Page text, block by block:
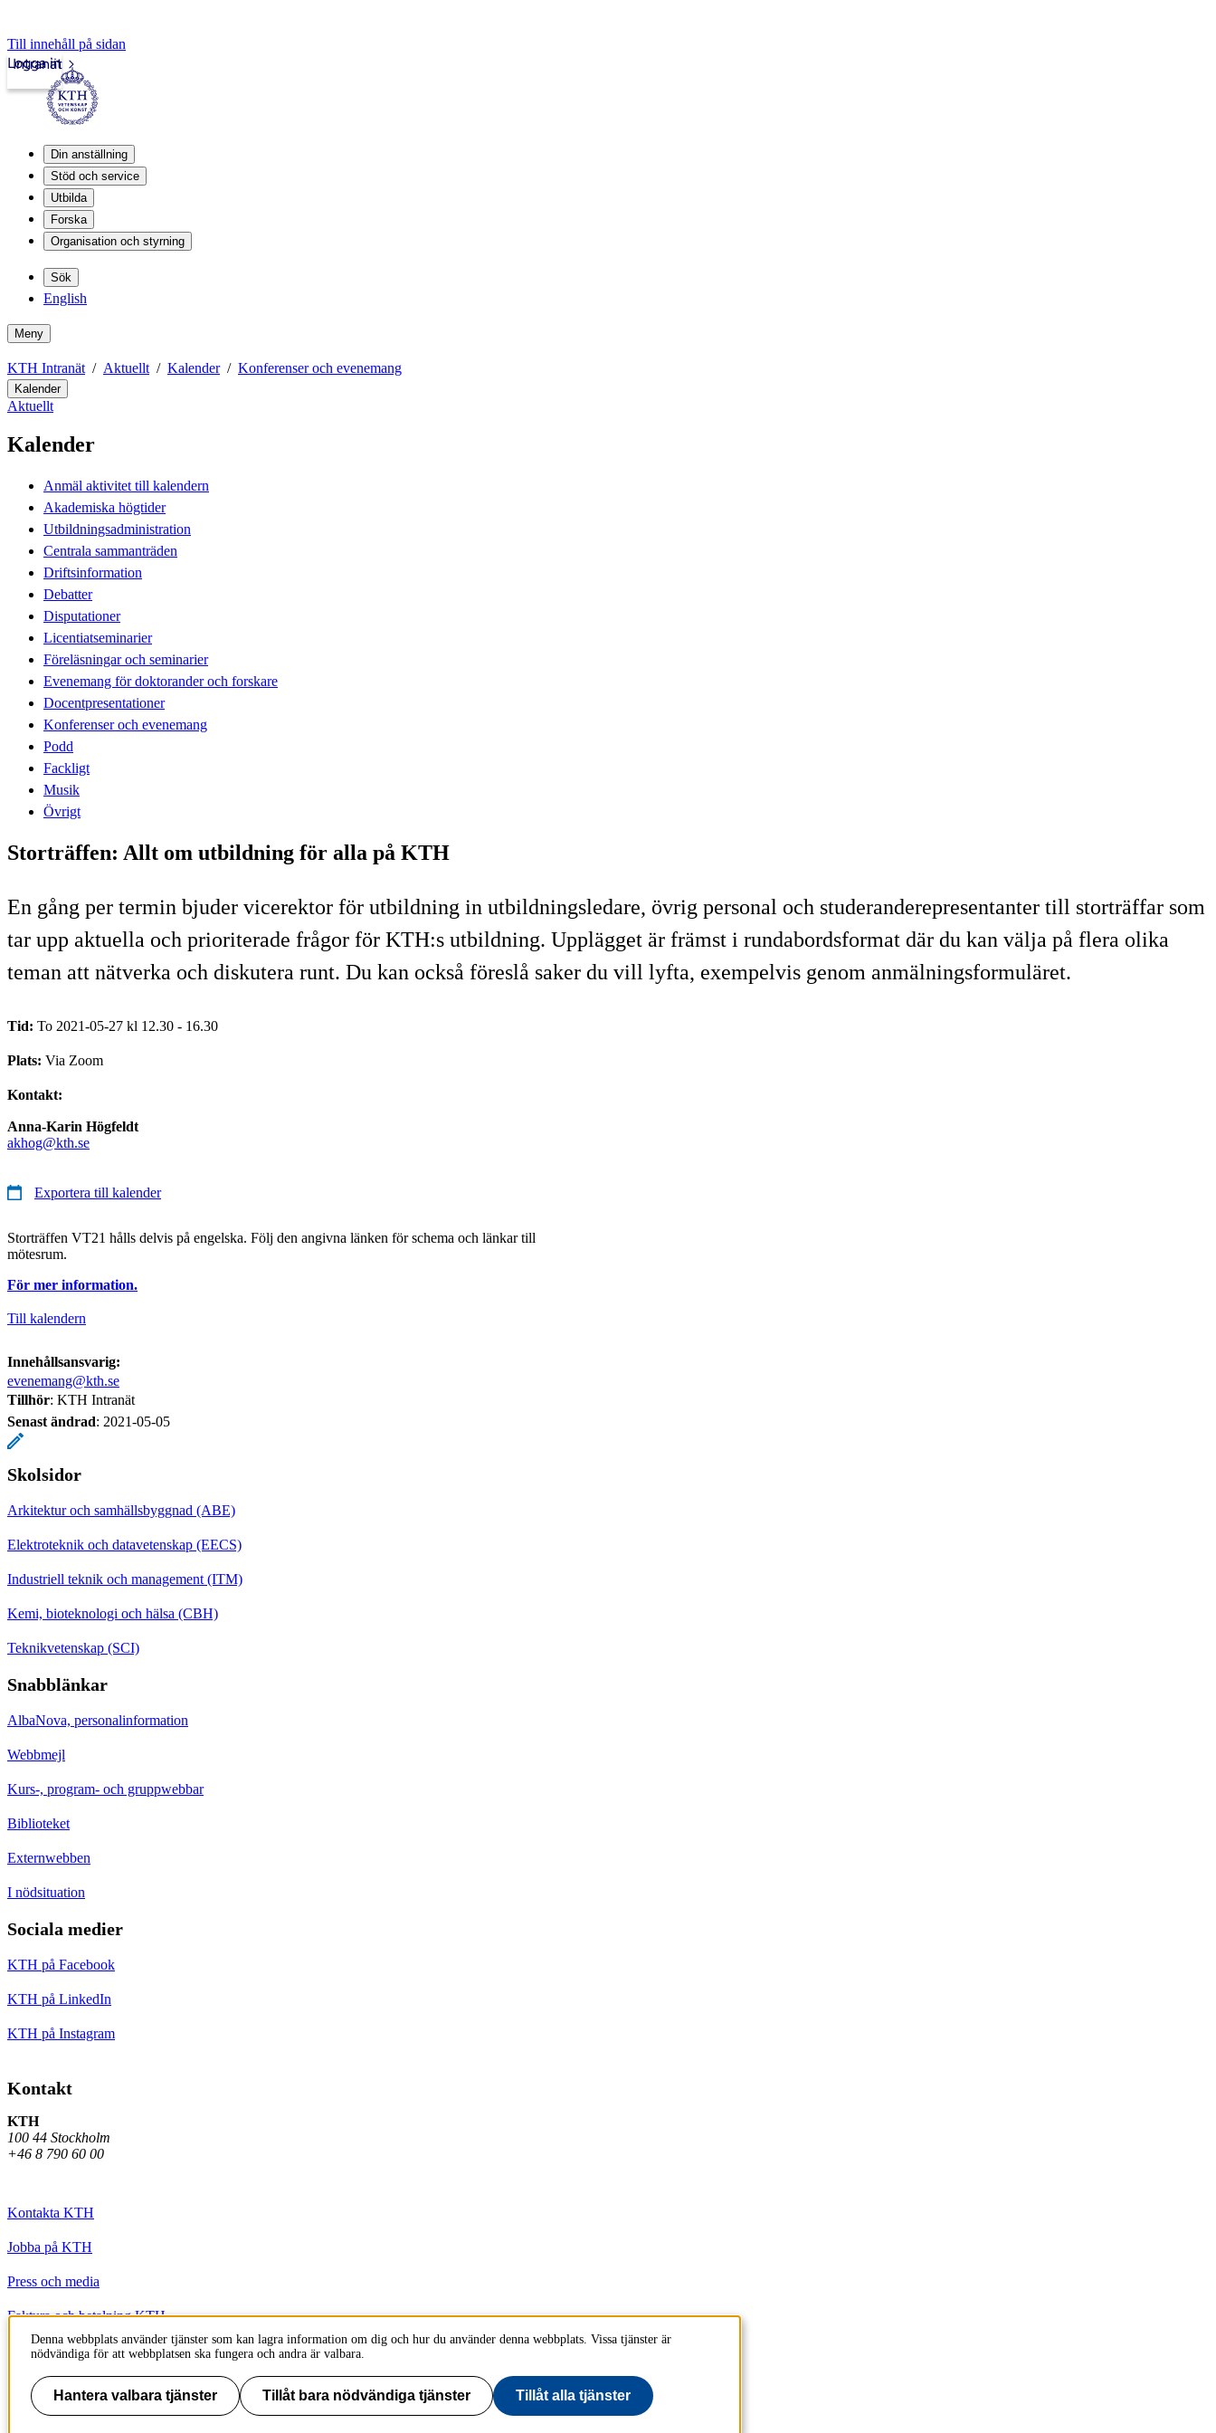
Till innehåll på sidan
Intranät
Logga in
Din anställning
Stöd och service
Utbilda
Forska
Organisation och styrning
Sök
English
Meny
KTH Intranät Aktuellt Kalender Konferenser och evenemang
Kalender
Aktuellt
Kalender
Anmäl aktivitet till kalendern
Akademiska högtider
Utbildningsadministration
Centrala sammanträden
Driftsinformation
Debatter
Disputationer
Licentiatseminarier
Föreläsningar och seminarier
Evenemang för doktorander och forskare
Docentpresentationer
Konferenser och evenemang
Podd
Fackligt
Musik
Övrigt
Storträffen: Allt om utbildning för alla på KTH
En gång per termin bjuder vicerektor för utbildning in utbildningsledare, övrig personal och studeranderepresentanter till storträffar som
tar upp aktuella och prioriterade frågor för KTH:s utbildning. Upplägget är främst i rundabordsformat där du kan välja på flera olika
teman att nätverka och diskutera runt. Du kan också föreslå saker du vill lyfta, exempelvis genom anmälningsformuläret.
Tid: To 2021-05-27 kl 12.30 - 16.30
Plats: Via Zoom
Kontakt:
Anna-Karin Högfeldt
akhog@kth.se
Exportera till kalender
Storträffen VT21 hålls delvis på engelska. Följ den angivna länken för schema och länkar till
mötesrum.
För mer information.
Till kalendern
Innehållsansvarig:
evenemang@kth.se
Tillhör: KTH Intranät
Senast ändrad: 2021-05-05
Skolsidor
Arkitektur och samhällsbyggnad (ABE)
Elektroteknik och datavetenskap (EECS)
Industriell teknik och management (ITM)
Kemi, bioteknologi och hälsa (CBH)
Teknikvetenskap (SCI)
Snabblänkar
AlbaNova, personalinformation
Webbmejl
Kurs-, program- och gruppwebbar
Biblioteket
Externwebben
I nödsituation
Sociala medier
KTH på Facebook
KTH på LinkedIn
KTH på Instagram
Kontakt
KTH
100 44 Stockholm
+46 8 790 60 00
Kontakta KTH
Jobba på KTH
Press och media
Faktura och betalning KTH
Om KTH:s webbplatser
Tillgänglighetsredogörelse
Denna webbplats använder tjänster som kan lagra information om dig och hur du använder denna webbplats. Vissa tjänster är
nödvändiga för att webbplatsen ska fungera och andra är valbara.
Hantera valbara tjänster Tillåt bara nödvändiga tjänster Tillåt alla tjänster